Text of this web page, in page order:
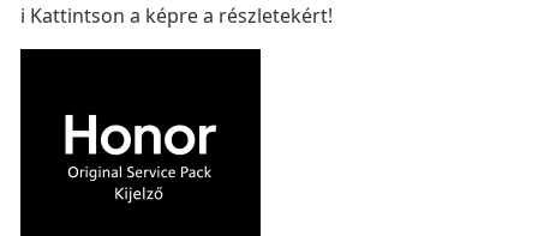
ℹ️ Kattintson a képre a részletekért!